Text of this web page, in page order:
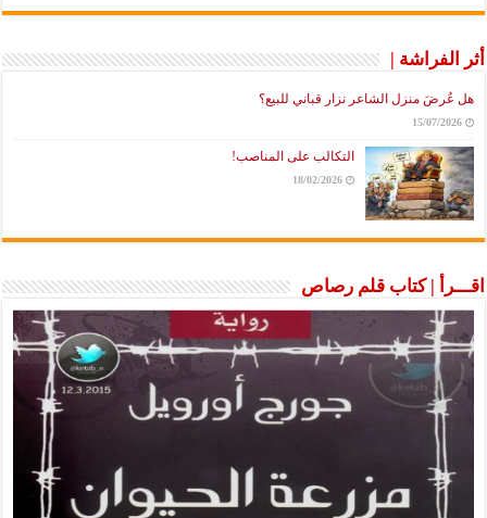
أثر الفراشة |
هل عُرضَ منزل الشاعر نزار قباني للبيع؟
15/07/2026
التكالب على المناصب!
18/02/2026
اقـــرأ | كتاب قلم رصاص